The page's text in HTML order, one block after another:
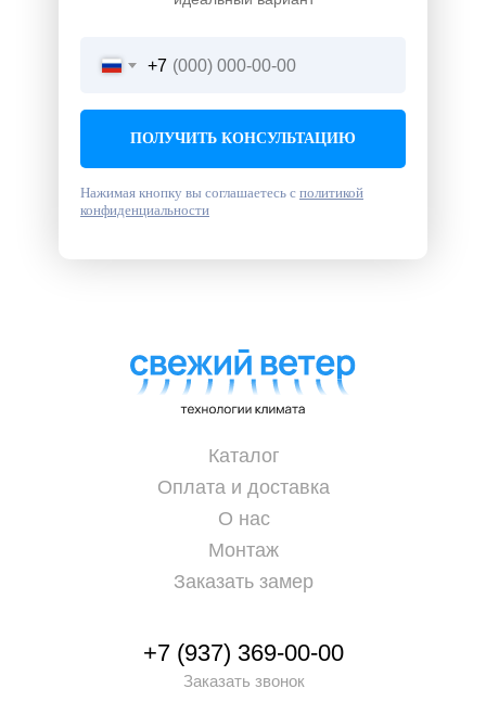
+7
ПОЛУЧИТЬ КОНСУЛЬТАЦИЮ
Нажимая кнопку вы соглашаетесь с политикой
конфиденциальности
+7 (937) 369-00-00
Заказать звонок
Каталог
Оплата и доставка
О нас
Монтаж
Заказать замер